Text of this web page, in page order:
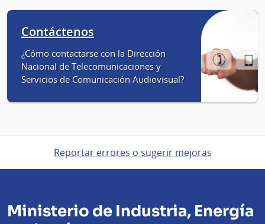
Contáctenos
¿Cómo contactarse con la Dirección
Nacional de Telecomunicaciones y
Servicios de Comunicación Audiovisual?
Reportar errores o sugerir mejoras
Ministerio de Industria, Energía